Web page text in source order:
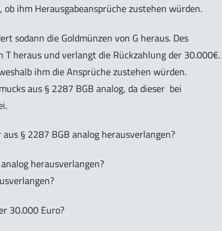
ihm Herausgabeansprüche zustehen würden.
sodann die Goldmünzen von G heraus. Des
heraus und verlangt die Rückzahlung der 30.000€.
ihm die Ansprüche zustehen würden.
aus § 2287 BGB analog, da dieser bei
§ 2287 BGB analog herausverlangen?
herausverlangen?
30.000 Euro?